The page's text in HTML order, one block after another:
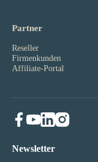
Partner
Reseller
Firmenkunden
Affiliate-Portal
Newsletter